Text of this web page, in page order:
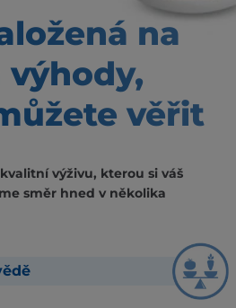
na
výhody,
věřit
výživu, kterou si váš
směr hned v několika